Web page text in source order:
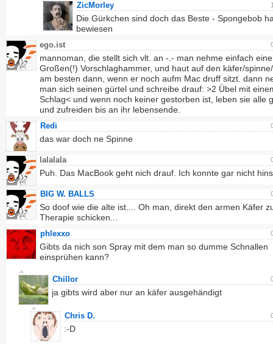
ZicMorley
Die Gürkchen sind doch das Beste - Spongebob
bewiesen
ego.ist
mannoman, die stellt sich vlt. an -.- man nehme einfach
Großen(!) Vorschlaghammer, und haut auf den käfer/
am besten dann, wenn er noch aufm Mac druff sitzt. dann
man sich seinen gürtel und schreibe drauf: >2 Übel mit
Schlag< und wenn noch keiner gestorben ist, leben sie alle
und zufreiden bis an ihr lebensende.
Redi
das war doch ne Spinne
lalalala
Puh. Das MacBook geht nich drauf. Ich konnte gar nicht
BIG W. BALLS
So doof wie die alte ist.... Oh man, direkt den armen Käfer
Therapie schicken...
phlexxo
Gibts da nich son Spray mit dem man so dumme Schnallen
einsprühen kann?
Chillor
ja gibts wird aber nur an käfer ausgehändigt
Chris D.
:-D